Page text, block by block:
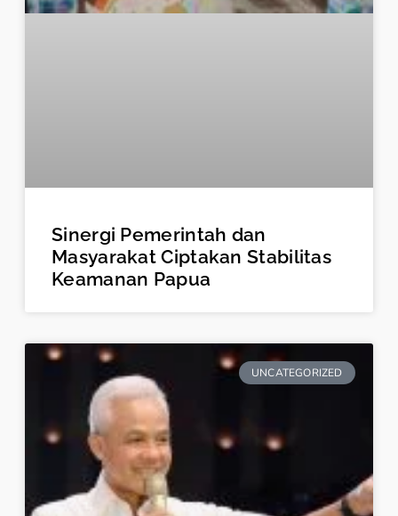
Sinergi Pemerintah dan
Masyarakat Ciptakan Stabilitas
Keamanan Papua
UNCATEGORIZED